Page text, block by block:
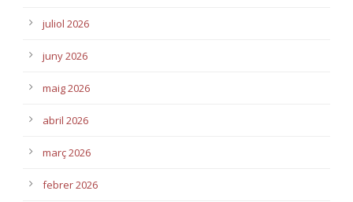
juliol 2026
juny 2026
maig 2026
abril 2026
març 2026
febrer 2026